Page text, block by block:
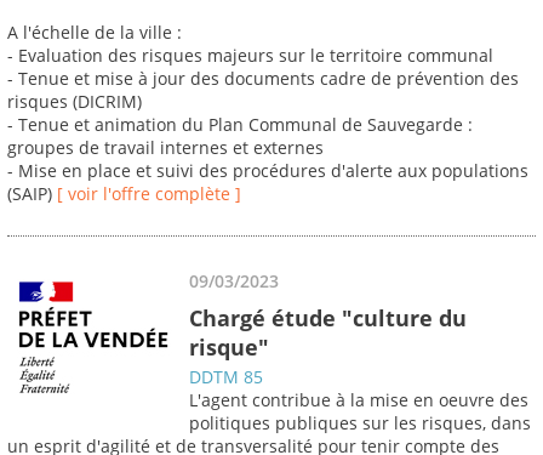
A l'échelle de la ville :
- Evaluation des risques majeurs sur le territoire communal
- Tenue et mise à jour des documents cadre de prévention des
risques (DICRIM)
- Tenue et animation du Plan Communal de Sauvegarde :
groupes de travail internes et externes
- Mise en place et suivi des procédures d'alerte aux populations
(SAIP) [ voir l'offre complète ]
09/03/2023
Chargé étude "culture du
risque"
DDTM 85
L'agent contribue à la mise en oeuvre des
politiques publiques sur les risques, dans
un esprit d'agilité et de transversalité pour tenir compte des